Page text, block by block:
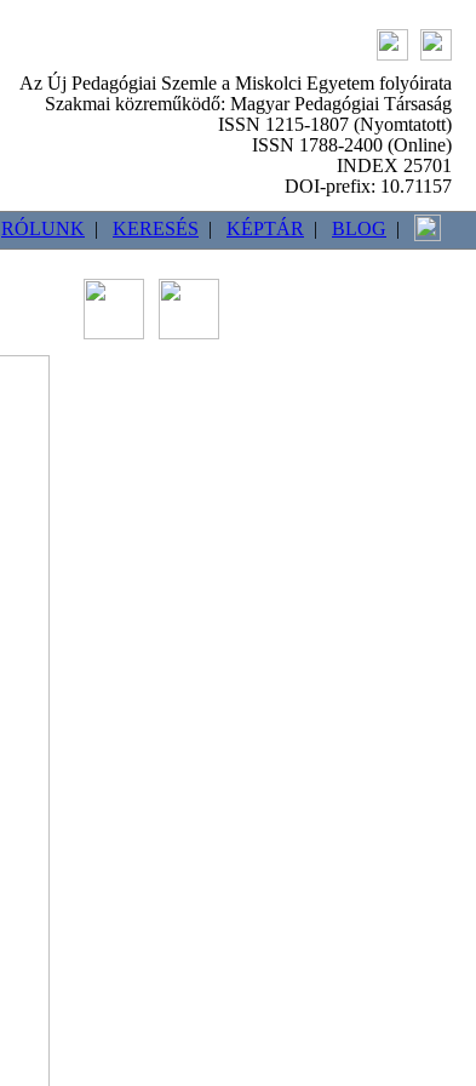
Az Új Pedagógiai Szemle a Miskolci Egyetem folyóirata
Szakmai közreműködő: Magyar Pedagógiai Társaság
ISSN 1215-1807 (Nyomtatott)
ISSN 1788-2400 (Online)
INDEX 25701
DOI-prefix: 10.71157
RÓLUNK | KERESÉS | KÉPTÁR | BLOG |